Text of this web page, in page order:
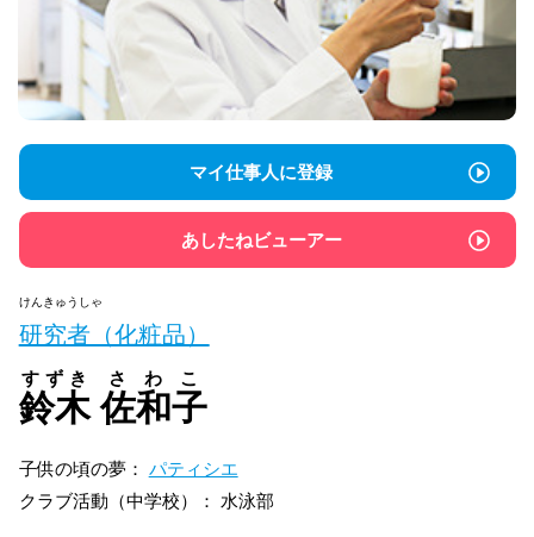
マイ仕事人に登録
あしたねビューアー
けんきゅうしゃ
研究者（化粧品）
鈴木
すずき
佐和子
さわこ
子供の頃の夢： パティシエ
クラブ活動（中学校）： 水泳部